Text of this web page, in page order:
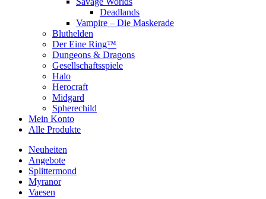
Deadlands
Vampire – Die Maskerade
Bluthelden
Der Eine Ring™
Dungeons & Dragons
Gesellschaftsspiele
Halo
Herocraft
Midgard
Spherechild
Mein Konto
Alle Produkte
Neuheiten
Angebote
Splittermond
Myranor
Vaesen